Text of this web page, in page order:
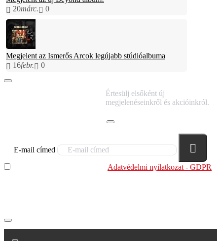
20márc. 0
Megjelent az Ismerős Arcok legújabb stúdióalbuma
16febr. 0
Értesülj elsőként új
megjelenéseinkről és akcióinkról.
E-mail címed
Adatvédelmi nyilatkozat - GDPR